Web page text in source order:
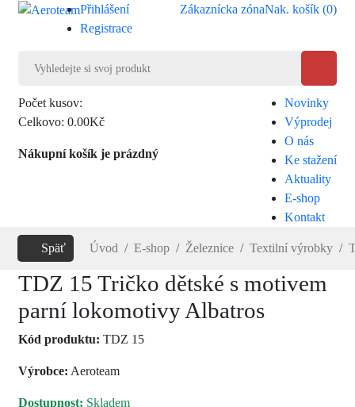
Nak. košík (0)
Zákaznícka zóna
Přihlášení
Registrace
Novinky
Výprodej
O nás
Ke stažení
Aktuality
E-shop
Kontakt
Počet kusov:
Celkovo: 0.00Kč
Nákupní košík je prázdný
Späť Úvod E-shop Železnice Textilní výrobky
TDZ 15 Tričko dětské s motivem
parní lokomotivy Albatros
Kód produktu: TDZ 15
Výrobce: Aeroteam
Dostupnost: Skladem